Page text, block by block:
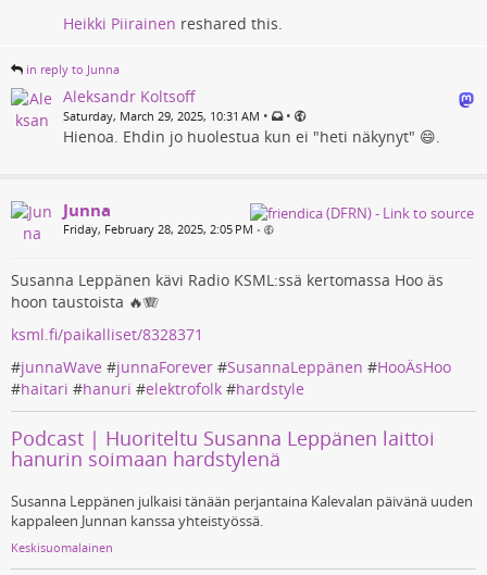
Heikki Piirainen reshared this.
in reply to Junna
Aleksandr Koltsoff
Saturday, March 29, 2025, 10:31 AM • •
Hienoa. Ehdin jo huolestua kun ei "heti näkynyt" 😄.
Junna
Friday, February 28, 2025, 2:05 PM •
Susanna Leppänen kävi Radio KSML:ssä kertomassa Hoo äs
hoon taustoista 🔥🪗
ksml.fi/paikalliset/8328371
#junnaWave #junnaForever #SusannaLeppänen #HooÄsHoo
#haitari #hanuri #elektrofolk #hardstyle
Podcast | Huoriteltu Susanna Leppänen laittoi
hanurin soimaan hardstylenä
Susanna Leppänen julkaisi tänään perjantaina Kalevalan päivänä uuden
kappaleen Junnan kanssa yhteistyössä.
Keskisuomalainen